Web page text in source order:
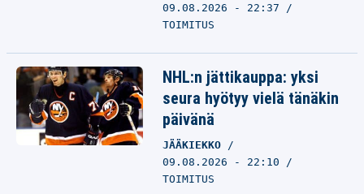
09.08.2026 - 22:37
TOIMITUS
NHL:n jättikauppa: yksi
seura hyötyy vielä tänäkin
päivänä
JÄÄKIEKKO
09.08.2026 - 22:10
TOIMITUS